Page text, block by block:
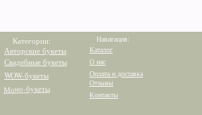
Контакты
Отзывы
Оплата и доставка
О нас
Каталог
Навигация:
Категории:
Моно-букеты
WOW-букеты
Свадебные букеты
Авторские букеты